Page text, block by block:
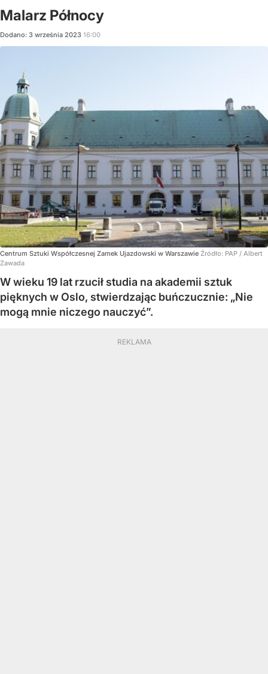
Malarz Północy
Dodano: 3 września 2023 16:00
Centrum Sztuki Współczesnej Zamek Ujazdowski w Warszawie Źródło: PAP / Albert
Zawada
W wieku 19 lat rzucił studia na akademii sztuk
pięknych w Oslo, stwierdzając buńczucznie: „Nie
mogą mnie niczego nauczyć”.